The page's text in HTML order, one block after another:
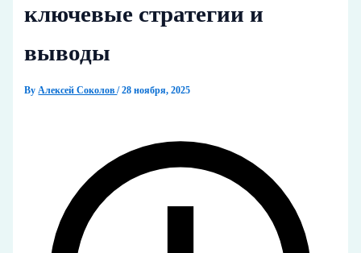
ключевые стратегии и
выводы
ByАлексей Соколов/28 ноября, 2025